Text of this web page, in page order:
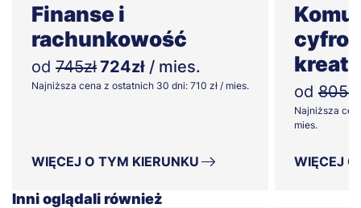
Finanse i
rachunkowość
od 745zł724zł / mies.
Najniższa cena z ostatnich 30 dni: 710 zł / mies.
WIĘCEJ O TYM KIERUNKU
od 805zł
Najniższa
mies.
WIĘCEJ
Inni oglądali również